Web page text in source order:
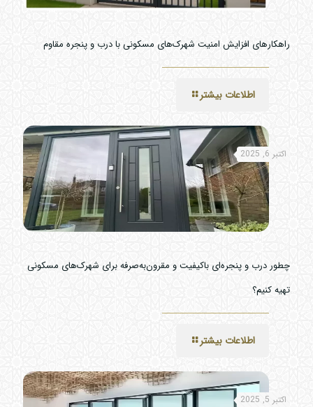
راهکارهای افزایش امنیت شهرک‌های مسکونی با درب و پنجره مقاوم
اطلاعات بیشتر
اکتبر 6, 2025
چطور درب و پنجره‌ای باکیفیت و مقرون‌به‌صرفه برای شهرک‌های مسکونی
تهیه کنیم؟
اطلاعات بیشتر
اکتبر 5, 2025